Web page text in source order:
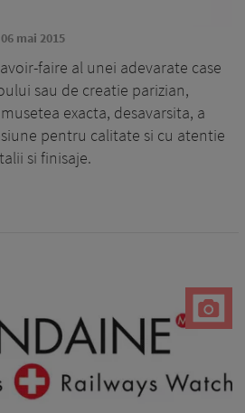
06 mai 2015
faire al unei adevarate case
sau de creatie parizian,
exacta, desavarsita, a
pentru calitate si cu atentie
si finisaje.